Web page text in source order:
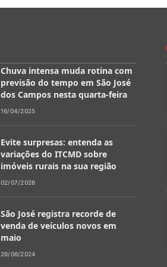
Chuva intensa muda rotina com
previsão do tempo em São José
dos Campos nesta quarta-feira
16/04/2025
Evite surpresas: entenda as
variações do ITCMD sobre
imóveis rurais na sua região
02/07/2026
São José registra recorde de
venda de veículos novos em
maio
26/06/2024